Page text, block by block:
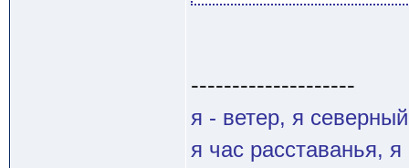
--------------------
я - ветер, я
я час расставанья,